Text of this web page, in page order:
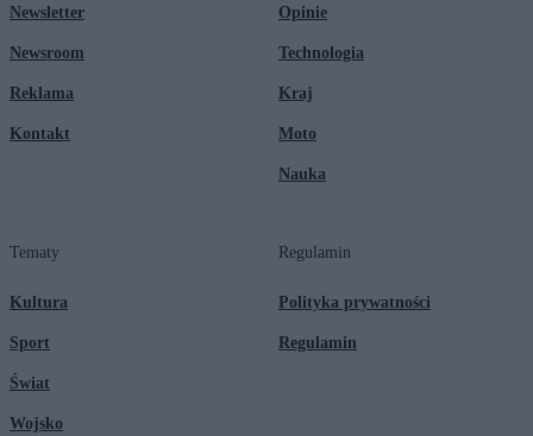
Newsletter
Newsroom
Reklama
Kontakt
Opinie
Technologia
Kraj
Moto
Nauka
Tematy
Kultura
Sport
Świat
Wojsko
Regulamin
Polityka prywatności
Regulamin